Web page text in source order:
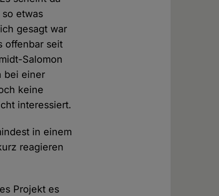
etwas
gesagt war
offenbar seit
Salomon
bei einer
keine
interessiert.
in einem
reagieren
Projekt es